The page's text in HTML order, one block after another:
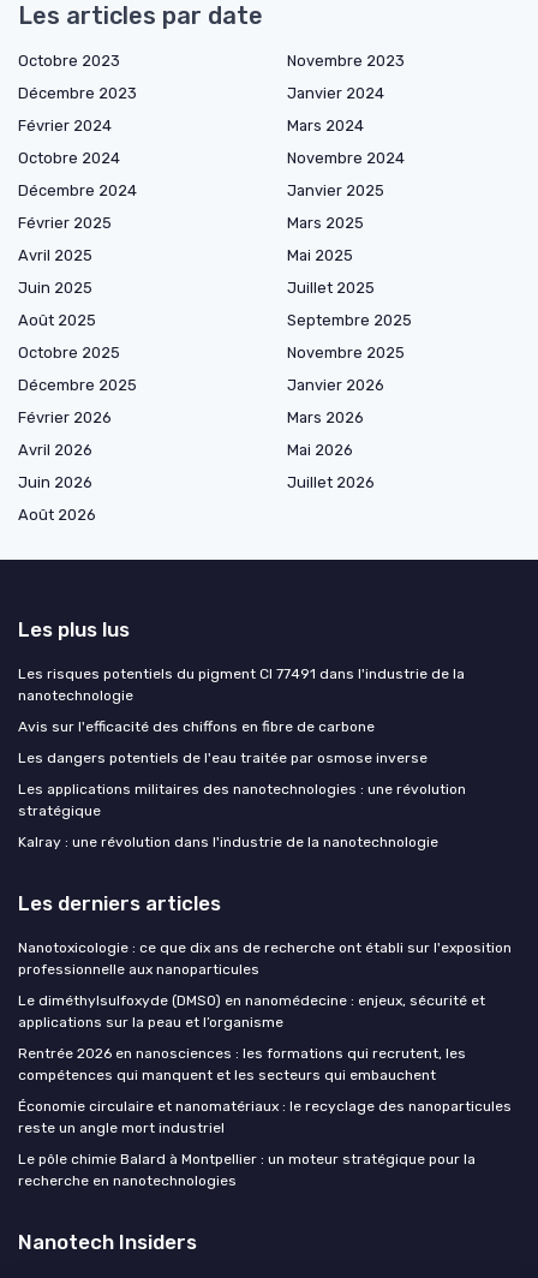
Les articles par date
Octobre 2023
Novembre 2023
Décembre 2023
Janvier 2024
Février 2024
Mars 2024
Octobre 2024
Novembre 2024
Décembre 2024
Janvier 2025
Février 2025
Mars 2025
Avril 2025
Mai 2025
Juin 2025
Juillet 2025
Août 2025
Septembre 2025
Octobre 2025
Novembre 2025
Décembre 2025
Janvier 2026
Février 2026
Mars 2026
Avril 2026
Mai 2026
Juin 2026
Juillet 2026
Août 2026
Les plus lus
Les risques potentiels du pigment CI 77491 dans l'industrie de la
nanotechnologie
Avis sur l'efficacité des chiffons en fibre de carbone
Les dangers potentiels de l'eau traitée par osmose inverse
Les applications militaires des nanotechnologies : une révolution
stratégique
Kalray : une révolution dans l'industrie de la nanotechnologie
Les derniers articles
Nanotoxicologie : ce que dix ans de recherche ont établi sur l'exposition
professionnelle aux nanoparticules
Le diméthylsulfoxyde (DMSO) en nanomédecine : enjeux, sécurité et
applications sur la peau et l’organisme
Rentrée 2026 en nanosciences : les formations qui recrutent, les
compétences qui manquent et les secteurs qui embauchent
Économie circulaire et nanomatériaux : le recyclage des nanoparticules
reste un angle mort industriel
Le pôle chimie Balard à Montpellier : un moteur stratégique pour la
recherche en nanotechnologies
Nanotech Insiders